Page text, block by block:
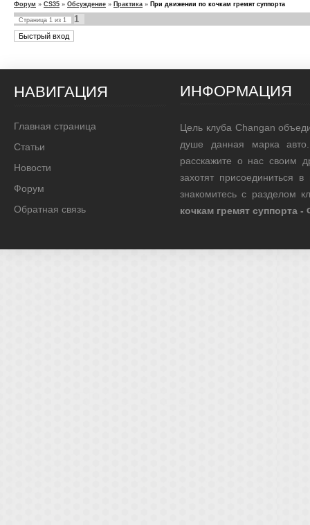
Форум » CS35 » Обсуждение » Практика » При движении по кочкам гремят суппорта
Страница 1 из 1 1
НАВИГАЦИЯ
Главная страница
Статьи
Новости
Форум
Обратная связь
ИНФОРМАЦИЯ
Цель клуба Changan
душе данная марка
расскажите о нас своим
захотят присоединиться
знакомитесь с разделом
кочкам гремят суппорта